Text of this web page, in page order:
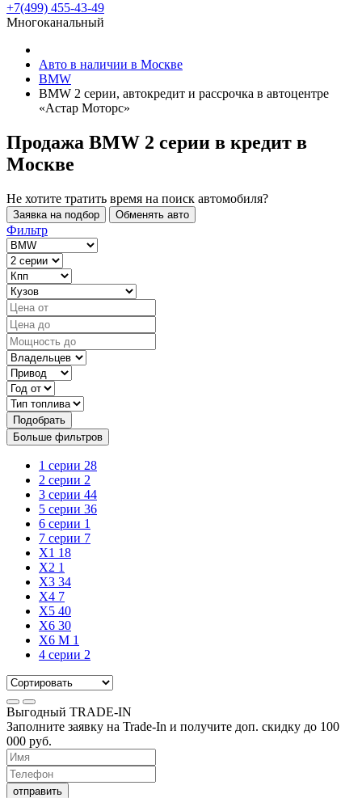
+7(499) 455-43-49
Многоканальный
Авто в наличии в Москве
BMW
BMW 2 серии, автокредит и рассрочка в автоцентре
«Астар Моторс»
Продажа BMW 2 серии в кредит в
Москве
Не хотите тратить время на поиск автомобиля?
Заявка на подбор Обменять авто
Фильтр
Подобрать
Больше фильтров
1 серии 28
2 серии 2
3 серии 44
5 серии 36
6 серии 1
7 серии 7
X1 18
X2 1
X3 34
X4 7
X5 40
X6 30
X6 M 1
4 серии 2
Выгодный TRADE-IN
Заполните заявку на Trade-In и получите доп. скидку до 100
000 руб.
отправить